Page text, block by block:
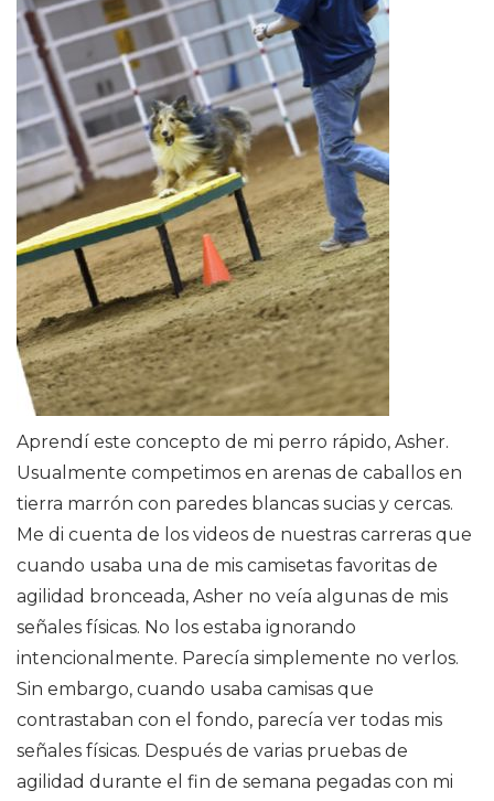
Aprendí este concepto de mi perro rápido, Asher.
Usualmente competimos en arenas de caballos en
tierra marrón con paredes blancas sucias y cercas.
Me di cuenta de los videos de nuestras carreras que
cuando usaba una de mis camisetas favoritas de
agilidad bronceada, Asher no veía algunas de mis
señales físicas. No los estaba ignorando
intencionalmente. Parecía simplemente no verlos.
Sin embargo, cuando usaba camisas que
contrastaban con el fondo, parecía ver todas mis
señales físicas. Después de varias pruebas de
agilidad durante el fin de semana pegadas con mi